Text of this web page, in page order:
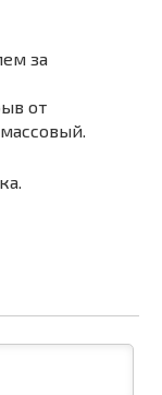
за
от